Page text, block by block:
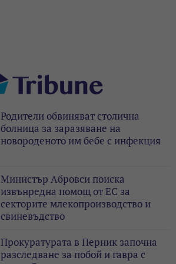
Родители обвиняват столична
болница за заразяване на
новороденото им бебе с инфекция
Министър Абровси поиска
извънредна помощ от ЕС за
секторите млекопроизводство и
свиневъдство
Прокуратурата в Перник започна
разследване за побой и гавра с